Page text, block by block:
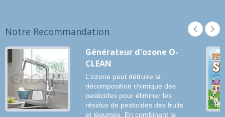
Notre Recommandation
Générateur d'ozone O-
CLEAN
L'ozone peut détruire la
décomposition chimique des
pesticides pour éliminer les
résidus de pesticides des fruits
et légumes. En combinant la